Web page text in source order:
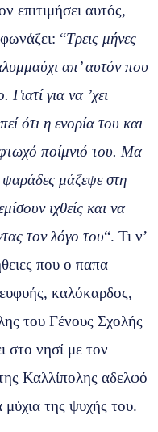
επιτιμήσει αυτός,
“Τρεις μήνες
απ’ αυτόν που
Γιατί για να ’χει
ότι η ενορία του και
φτωχό ποίμνιό του. Μα
μάζεψε στη
ιχθείς και να
τον λόγο του“. Τι ν’
που ο παπα
καλόκαρδος,
του Γένους Σχολής
στο νησί με τον
Καλλίπολης αδελφό
μύχια της ψυχής του.